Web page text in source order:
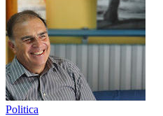
Politica